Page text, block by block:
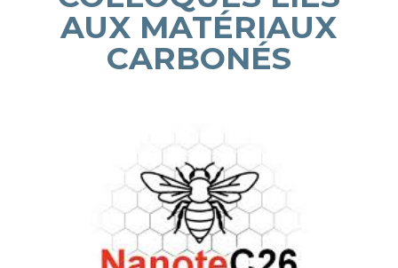
AUX MATÉRIAUX
CARBONÉS